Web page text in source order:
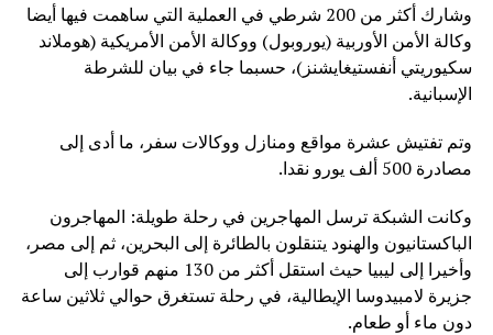
وشارك أكثر من 200 شرطي في العملية التي ساهمت فيها أيضا
وكالة الأمن الأوربية (يوروبول) ووكالة الأمن الأمريكية (هوملاند
سكيوريتي أنفستيغايشنز)، حسبما جاء في بيان للشرطة
الإسبانية.
وتم تفتيش عشرة مواقع ومنازل ووكالات سفر، ما أدى إلى
مصادرة 500 ألف يورو نقدا.
وكانت الشبكة ترسل المهاجرين في رحلة طويلة: المهاجرون
الباكستانيون والهنود يتنقلون بالطائرة إلى البحرين، ثم إلى مصر،
وأخيرا إلى ليبيا حيث استقل أكثر من 130 منهم قوارب إلى
جزيرة لامبيدوسا الإيطالية، في رحلة تستغرق حوالي ثلاثين ساعة
دون ماء أو طعام.